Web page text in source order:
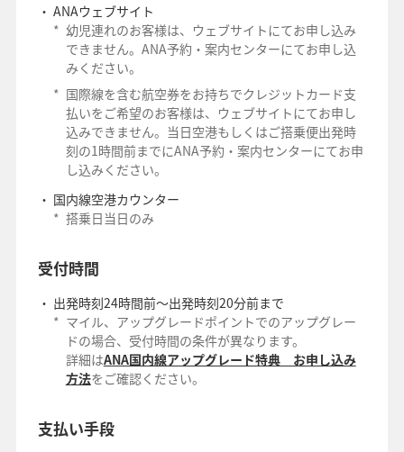
ANAウェブサイト
* 幼児連れのお客様は、ウェブサイトにてお申し込み
できません。ANA予約・案内センターにてお申し込
みください。
* 国際線を含む航空券をお持ちでクレジットカード支
払いをご希望のお客様は、ウェブサイトにてお申し
込みできません。当日空港もしくはご搭乗便出発時
刻の1時間前までにANA予約・案内センターにてお申
し込みください。
国内線空港カウンター
* 搭乗日当日のみ
受付時間
出発時刻24時間前～出発時刻20分前まで
* マイル、アップグレードポイントでのアップグレー
ドの場合、受付時間の条件が異なります。
詳細はANA国内線アップグレード特典 お申し込み
方法をご確認ください。
支払い手段